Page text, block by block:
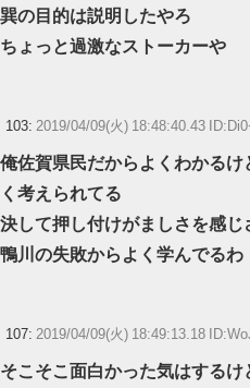
巽の目的は説明したやろ
ちょっと過激なストーカーや
103: 2019/04/09(火) 18:48:40.43
俺佐賀県民だからよくわかる
く考えられてる
決して押し付けがましさを感
鴨川の失敗からよく学んでるわ
107: 2019/04/09(火) 18:49:13.18
そこそこ面白かった気はする